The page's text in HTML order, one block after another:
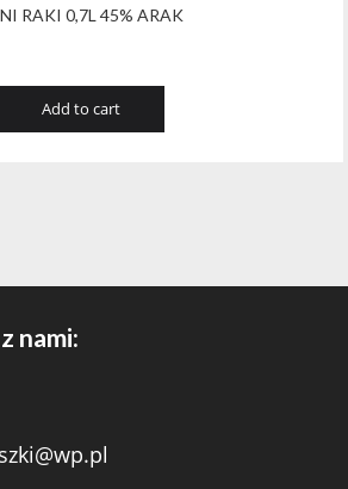
RAKI 0,7L 45% ARAK
Add to cart
nami: